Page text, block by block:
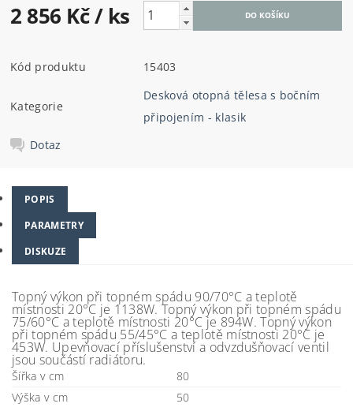
2 856 Kč/ ks
Kód produktu 15403
Kategorie
Desková otopná tělesa s bočním
připojením - klasik
Dotaz
POPIS
PARAMETRY
DISKUZE
Topný výkon při topném spádu 90/70°C a teplotě
místnosti 20°C je 1138W. Topný výkon při topném spádu
75/60°C a teplotě místnosti 20°C je 894W. Topný výkon
při topném spádu 55/45°C a teplotě místnosti 20°C je
453W. Upevňovací příslušenství a odvzdušňovací ventil
jsou součástí radiátoru.
Šířka v cm
80
Výška v cm
50